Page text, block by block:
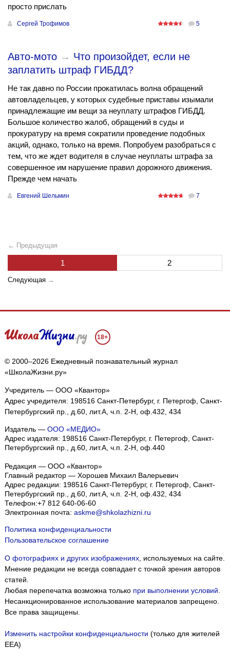
просто прислать
Сергей Трофимов 5
Авто-мото → Что произойдет, если не
заплатить штраф ГИБДД?
Не так давно по России прокатилась волна обращений
автовладельцев, у которых судебные приставы изымали
принадлежащие им вещи за неуплату штрафов ГИБДД.
Большое количество жалоб, обращений в суды и
прокуратуру на время сократили проведение подобных
акций, однако, только на время. Попробуем разобраться с
тем, что же ждет водителя в случае неуплаты штрафа за
совершенное им нарушение правил дорожного движения.
Прежде чем начать
Евгений Шельмин 7
← Предыдущая
1 2
Следующая →
18+
© 2000–2026 Ежедневный познавательный журнал
«ШколаЖизни.ру»
Учредитель — ООО «Квантор»
Адрес учредителя: 198516 Санкт-Петербург, г. Петергоф, Санкт-
Петербургский пр., д.60, лит.А, ч.п. 2-Н, оф.432, 434
Издатель — ООО «МЕДИО»
Адрес издателя: 198516 Санкт-Петербург, г. Петергоф, Санкт-
Петербургский пр., д.60, лит.А, ч.п. 2-Н, оф.440
Редакция — ООО «Квантор»
Главный редактор — Хорошев Михаил Валерьевич
Адрес редакции: 198516 Санкт-Петербург, г. Петергоф Санкт-
Петербургский пр., д.60, лит.А, ч.п. 2-Н, оф.432, 434
Телефон:+7 812 640-06-60
Электронная почта: askme@shkolazhizni.ru
Политика конфиденциальности
Пользовательское соглашение
О фотографиях и других изображениях, используемых на сайте.
Мнение редакции не всегда совпадает с точкой зрения авторов
статей.
Любая перепечатка возможна только при выполнении условий
Несанкционированное использование материалов запрещено.
Все права защищены.
Изменить настройки конфиденциальности (только для жителей
EEA)